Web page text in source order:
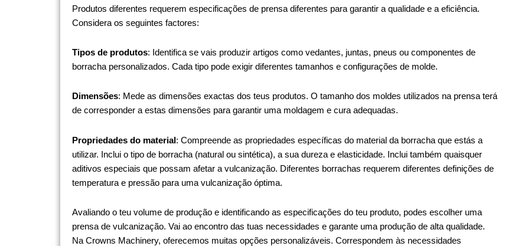
Produtos diferentes requerem especificações de prensa diferentes para garantir a qualidade e a eficiência.
Considera os seguintes factores:
Tipos de produtos: Identifica se vais produzir artigos como vedantes, juntas, pneus ou componentes de
borracha personalizados. Cada tipo pode exigir diferentes tamanhos e configurações de molde.
Dimensões: Mede as dimensões exactas dos teus produtos. O tamanho dos moldes utilizados na prensa terá
de corresponder a estas dimensões para garantir uma moldagem e cura adequadas.
Propriedades do material: Compreende as propriedades específicas do material da borracha que estás a
utilizar. Inclui o tipo de borracha (natural ou sintética), a sua dureza e elasticidade. Inclui também quaisquer
aditivos especiais que possam afetar a vulcanização. Diferentes borrachas requerem diferentes definições de
temperatura e pressão para uma vulcanização óptima.
Avaliando o teu volume de produção e identificando as especificações do teu produto, podes escolher uma
prensa de vulcanização. Vai ao encontro das tuas necessidades e garante uma produção de alta qualidade.
Na Crowns Machinery, oferecemos muitas opções personalizáveis. Correspondem às necessidades